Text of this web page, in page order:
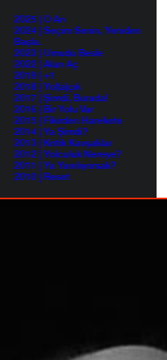
2025 | O An
2024 | Seçim Senin, Yeniden
Başla.
2023 | Umudu Besle
2022 | Alan Aç
2019 | +1
2018 | Yol(a)çık
2017 | Şimdi, Burada!
2016 | Bir Yolu Var
2015 | Fikirden Harekete
2014 | Ya Şimdi?
2013 | Kritik Kavşaklar
2012 | Yolculuk Nereye?
2011 | Ya Yanılıyorsak?
2010 | Reset